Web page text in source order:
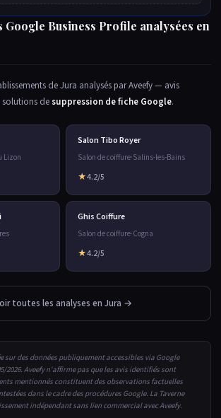
Google Business Profile analysées en
de Jura analysés par Aveefy — avis
solutions desuppression de fiche Google.
Lizon
Salon Tibo Royer
Salon de coiffure·Salins-les-Bains
★4.2/5
Ghis Coiffure
Salon de coiffure·Cogna
★4.2/5
toutes les analyses en Jura →
sur des données publiquement accessibles via Google
2026. Aveefy n'affirme pas que les avis identifiés sont
mentionnés constituent des observations factuelles
dans le cadre des procédures Google. La Taverne
indépendant sans lien commercial avec Aveefy.